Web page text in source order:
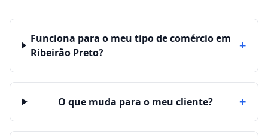
Funciona para o meu tipo de comércio em
Ribeirão Preto?
+
O que muda para o meu cliente? +